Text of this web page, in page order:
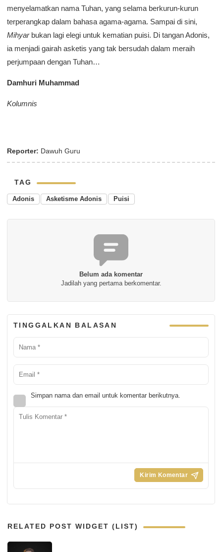
menyelamatkan nama Tuhan, yang selama berkurun-kurun
terperangkap dalam bahasa agama-agama. Sampai di sini,
Mihyarbukan lagi elegi untuk kematian puisi. Di tangan Adonis,
ia menjadi gairah asketis yang tak bersudah dalam meraih
perjumpaan dengan Tuhan…
Damhuri Muhammad
Kolumnis
Reporter: Dawuh Guru
TAG
Adonis Asketisme Adonis Puisi
Belum ada komentar
Jadilah yang pertama berkomentar.
TINGGALKAN BALASAN
Simpan nama dan email untuk komentar berikutnya.
RELATED POST WIDGET (LIST)